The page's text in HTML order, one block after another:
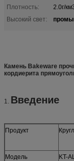
Плотность:
2.0г/
Высокий свет:
Камень Bakeware
кордиерита
1. Введение
Продукт
Модель
KT-